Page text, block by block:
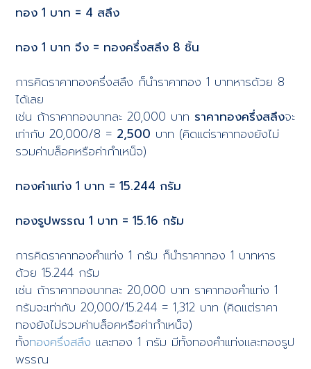
ทอง 1 บาท = 4 สลึง
ทอง 1 บาท จึง = ทองครึ่งสลึง 8 ชิ้น
การคิดราคาทองครึ่งสลึง ก็นำราคาทอง 1 บาทหารด้วย 8
ได้เลย
เช่น ถ้าราคาทองบาทละ 20,000 บาท ราคาทองครึ่งสลึงจะ
เท่ากับ 20,000/8 = 2,500 บาท (คิดแต่ราคาทองยังไม่
รวมค่าบล็อคหรือค่ากำเหน็จ)
ทองคำแท่ง 1 บาท = 15.244 กรัม
ทองรูปพรรณ 1 บาท = 15.16 กรัม
การคิดราคาทองคำแท่ง 1 กรัม ก็นำราคาทอง 1 บาทหาร
ด้วย 15.244 กรัม
เช่น ถ้าราคาทองบาทละ 20,000 บาท ราคาทองคำแท่ง 1
กรัมจะเท่ากับ 20,000/15.244 = 1,312 บาท (คิดแต่ราคา
ทองยังไม่รวมค่าบล็อคหรือค่ากำเหน็จ)
ทั้งทองครึ่งสลึง และทอง 1 กรัม มีทั้งทองคำแท่งและทองรูป
พรรณ